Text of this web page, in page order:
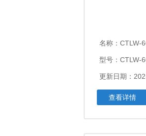
名称： CTLW-
型号：CTLW-
更新日期：
查看详情